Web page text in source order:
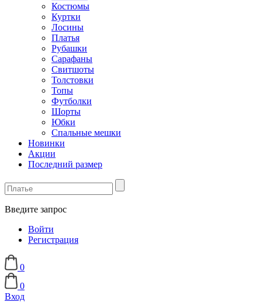
Костюмы
Куртки
Лосины
Платья
Рубашки
Сарафаны
Свитшоты
Толстовки
Топы
Футболки
Шорты
Юбки
Спальные мешки
Новинки
Акции
Последний размер
Введите запрос
Войти
Регистрация
0
0
Вход